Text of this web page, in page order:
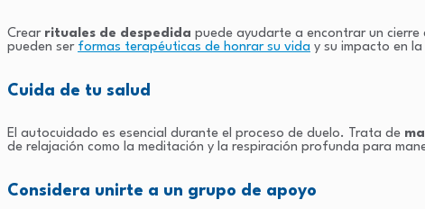
Crear rituales de despedida puede ayudarte a encontrar un cierre
pueden ser formas terapéuticas de honrar su vida y su impacto en
Cuida de tu salud
El autocuidado es esencial durante el proceso de duelo. Trata de
de relajación como la meditación y la respiración profunda para
Considera unirte a un grupo de apoyo